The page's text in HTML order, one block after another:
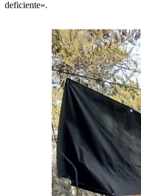
deficiente».